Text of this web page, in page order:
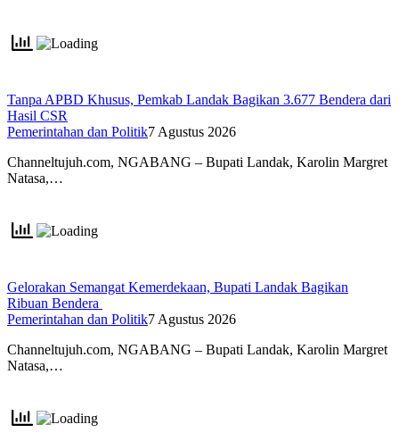
Tanpa APBD Khusus, Pemkab Landak Bagikan 3.677 Bendera dari
Hasil CSR
Pemerintahan dan Politik7 Agustus 2026
Channeltujuh.com, NGABANG – Bupati Landak, Karolin Margret
Natasa,…
Gelorakan Semangat Kemerdekaan, Bupati Landak Bagikan
Ribuan Bendera
Pemerintahan dan Politik7 Agustus 2026
Channeltujuh.com, NGABANG – Bupati Landak, Karolin Margret
Natasa,…